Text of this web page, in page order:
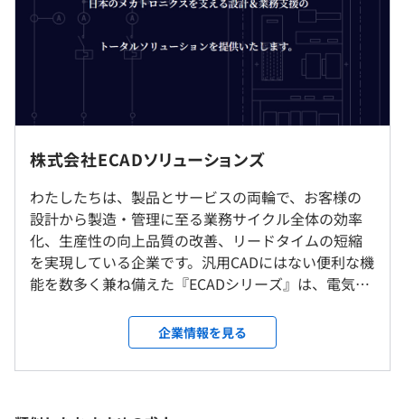
社員は、現在50名程度です。
営業部 技術支援課：13名
20代〜50代まで幅広く活躍中です。
セールスエンジニアは技術支援課13名と協力して進めて
就業場所の変更範囲
さいたま本社（東日本営業所）
＜変更範囲＞
会社の定める場所
受動喫煙防止措置に関する事項
従業員に対する受動喫煙対策：あり
対策内容：敷地内禁煙
想定年収 は年収提示額を保証するものではありません）
平均的な勤務時間：9時～18時
休憩時間：休憩60分 ※昼食時間は業務の都合により各々
の自主性に任せています
平均残業時間：平均10時間 / 月 ※残業代別途支給（1分
単位）
株式会社ECADソリューションズ
わたしたちは、製品とサービスの両輪で、お客様の
設計から製造・管理に至る業務サイクル全体の効率
化、生産性の向上品質の改善、リードタイムの短縮
を実現している企業です。汎用CADにはない便利な機
能を数多く兼ね備えた『ECADシリーズ』は、電気設
配電盤などの設計を約40年に渡って支えてきまし
た。今回はサービスの創出、高付加価値化に向けて
当社の核である開発部門の強化を図ることとなりま
するために必要なスキルを切磋琢磨し、刺激しあえ
企業情報を見る